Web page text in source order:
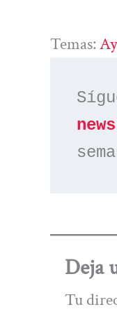
Temas:
Deja
Tu